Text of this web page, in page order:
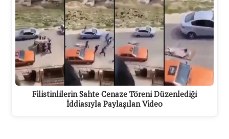
Filistinlilerin Sahte Cenaze Töreni Düzenlediği
İddiasıyla Paylaşılan Video